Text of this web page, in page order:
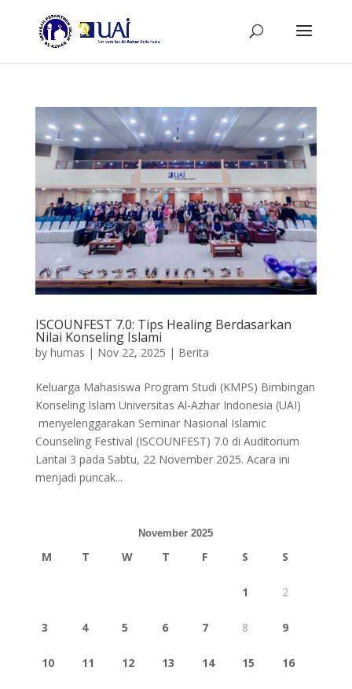
ISCOUNFEST 7.0: Tips Healing Berdasarkan
Nilai Konseling Islami
by humas | Nov 22, 2025 | Berita
Keluarga Mahasiswa Program Studi (KMPS) Bimbingan
Konseling Islam Universitas Al-Azhar Indonesia (UAI)
menyelenggarakan Seminar Nasional Islamic
Counseling Festival (ISCOUNFEST) 7.0 di Auditorium
Lantai 3 pada Sabtu, 22 November 2025. Acara ini
menjadi puncak...
November 2025
M T W T F S S
1 2
3 4 5 6 7 8 9
10 11 12 13 14 15 16